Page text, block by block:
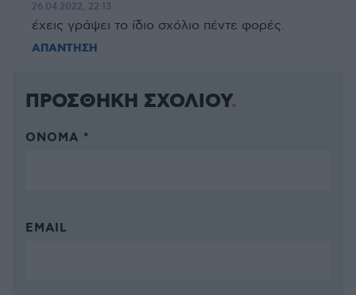
26.04.2022, 22:13
έχεις γράψει το ίδιο σχόλιο πέντε φορές.
ΑΠΑΝΤΗΣΗ
ΠΡΟΣΘΗΚΗ ΣΧΟΛΙΟΥ
ΌΝΟΜΑ *
EMAIL